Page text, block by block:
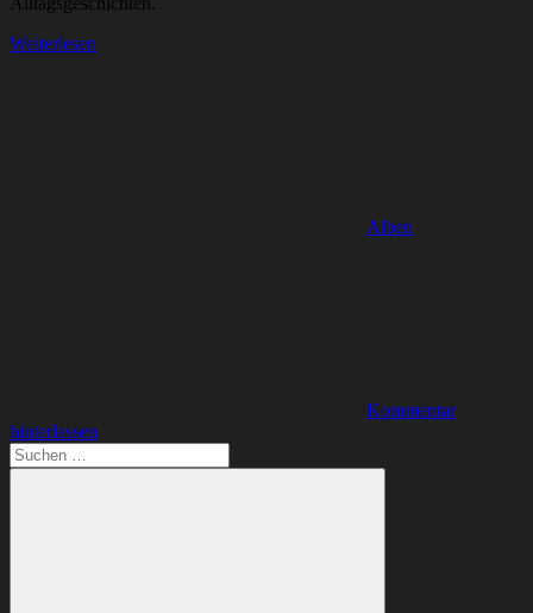
Weiterlesen
Alben
Kommentar
hinterlassen
Suchen
nach: